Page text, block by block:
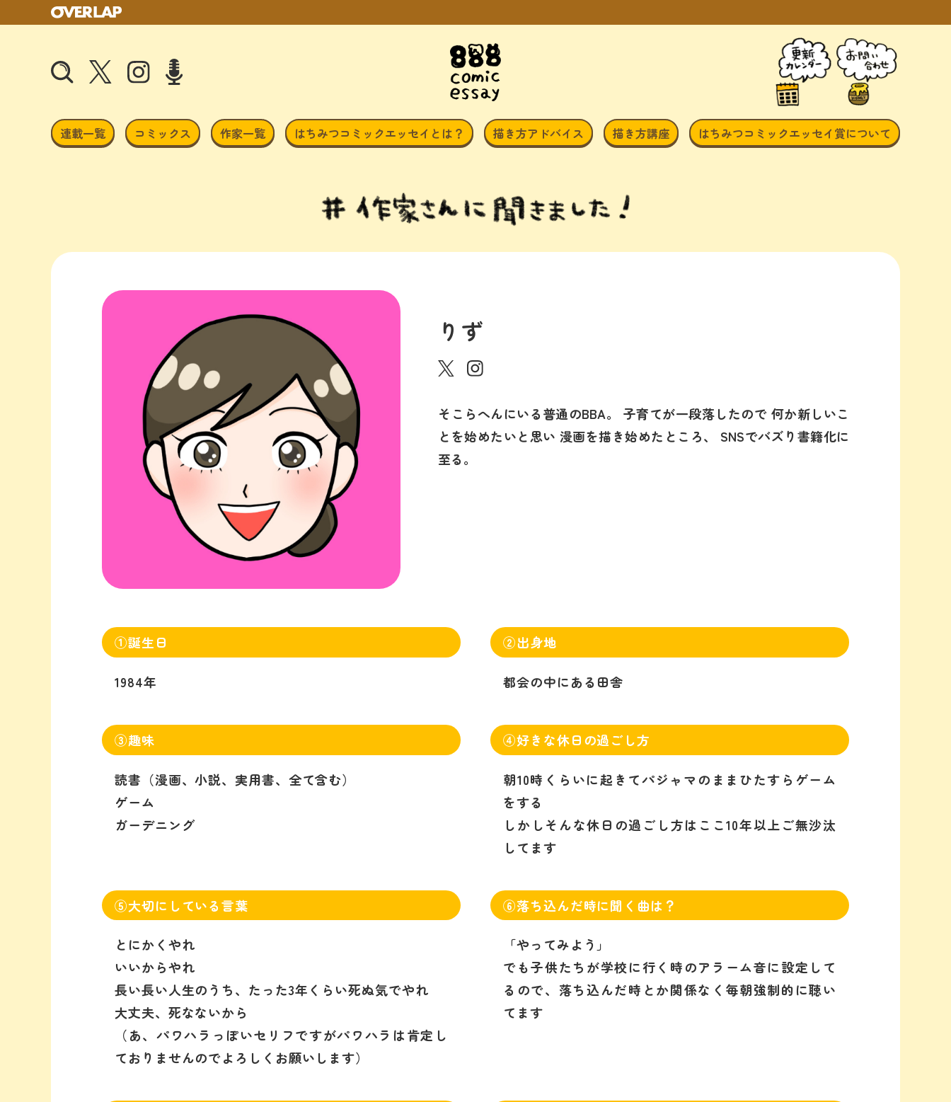
連載一覧 コミックス 作家一覧 はちみつコミックエッセイとは？ 描き方アドバイス 描き方講座 はちみつコミックエッセイ賞について
りず
そこらへんにいる普通のBBA。 子育てが一段落したので 何か新しいこ
とを始めたいと思い 漫画を描き始めたところ、 SNSでバズり書籍化に
至る。
①誕生日
1984年
②出身地
都会の中にある田舎
③趣味
読書（漫画、小説、実用書、全て含む）
ゲーム
ガーデニング
④好きな休日の過ごし方
朝10時くらいに起きてパジャマのままひたすらゲーム
をする
しかしそんな休日の過ごし方はここ10年以上ご無沙汰
してます
⑤大切にしている言葉
とにかくやれ
いいからやれ
長い長い人生のうち、たった3年くらい死ぬ気でやれ
大丈夫、死なないから
（あ、パワハラっぽいセリフですがパワハラは肯定し
ておりませんのでよろしくお願いします）
⑥落ち込んだ時に聞く曲は？
「やってみよう」
でも子供たちが学校に行く時のアラーム音に設定して
るので、落ち込んだ時とか関係なく毎朝強制的に聴い
てます